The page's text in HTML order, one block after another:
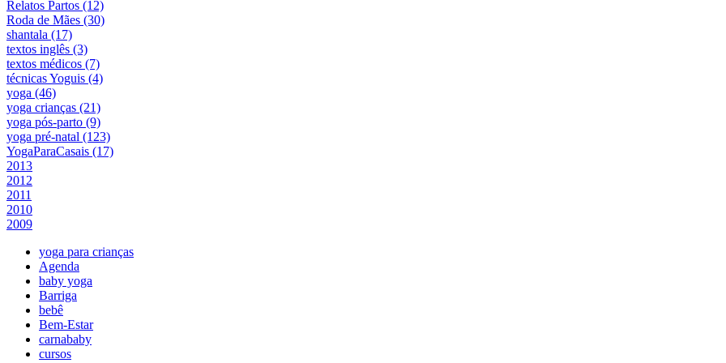
Relatos Partos (12)
Roda de Mães (30)
shantala (17)
textos inglês (3)
textos médicos (7)
técnicas Yoguis (4)
yoga (46)
yoga crianças (21)
yoga pós-parto (9)
yoga pré-natal (123)
YogaParaCasais (17)
2013
2012
2011
2010
2009
yoga para crianças
Agenda
baby yoga
Barriga
bebê
Bem-Estar
carnababy
cursos